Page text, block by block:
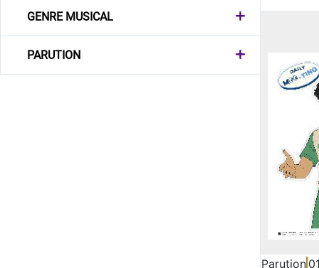
GENRE MUSICAL
PARUTION
Parution